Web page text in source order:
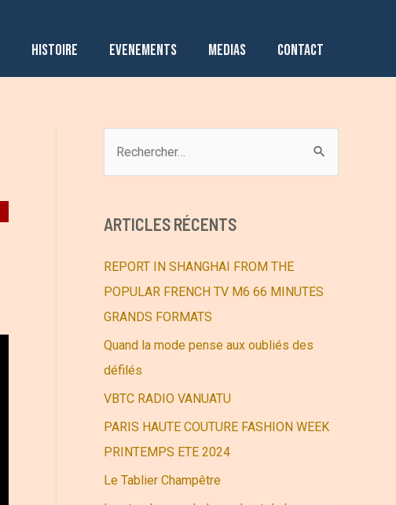
HISTOIRE EVENEMENTS MEDIAS CONTACT
r
c
h
e
r
ARTICLES RÉCENTS
REPORT IN SHANGHAI FROM THE
POPULAR FRENCH TV M6 66 MINUTES
GRANDS FORMATS
Quand la mode pense aux oubliés des
défilés
VBTC RADIO VANUATU
PARIS HAUTE COUTURE FASHION WEEK
PRINTEMPS ETE 2024
Le Tablier Champêtre